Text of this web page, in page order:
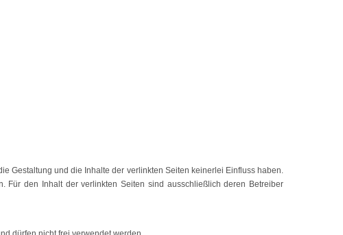
Gestaltung und die Inhalte der verlinkten Seiten keinerlei Einfluss haben.
den Inhalt der verlinkten Seiten sind ausschließlich deren Betreiber